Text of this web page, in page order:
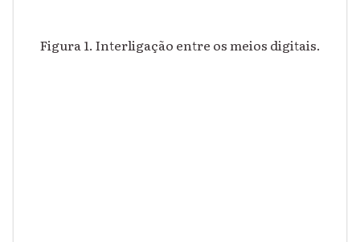
Figura 1. Interligação entre os meios digitais.